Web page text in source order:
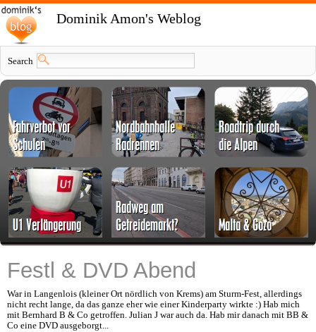
Dominik Amon's Weblog
Search
Festl & DVD Abend
War in Langenlois (kleiner Ort nördlich von Krems) am Sturm-Fest, allerdings
nicht recht lange, da das ganze eher wie einer Kinderparty wirkte :) Hab mich
mit Bernhard B & Co getroffen. Julian J war auch da. Hab mir danach mit BB &
Co eine DVD ausgeborgt...